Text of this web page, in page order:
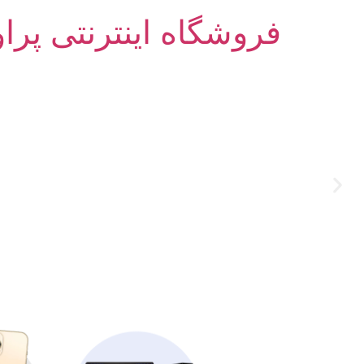
فروشگاه اینترنتی